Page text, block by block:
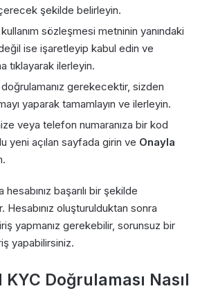
şekilde belirleyin.
sözleşmesi metninin yanındaki
ise işaretleyip kabul edin ve
tıklayarak ilerleyin.
doğrulamanız gerekecektir, sizden
yaparak tamamlayın ve ilerleyin.
veya telefon numaranıza bir kod
yeni açılan sayfada girin ve Onayla
başarılı bir şekilde
Hesabınız oluşturulduktan sonra
yapmanız gerekebilir, sorunsuz bir
yapabilirsiniz.
Doğrulaması Nasıl